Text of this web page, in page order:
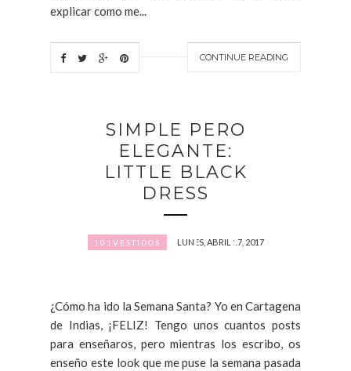
explicar como me...
CONTINUE READING
SIMPLE PERO
ELEGANTE:
LITTLE BLACK
DRESS
101VESTIDOS LUNES, ABRIL 17, 2017
¿Cómo ha ido la Semana Santa? Yo en Cartagena
de Indias, ¡FELIZ! Tengo unos cuantos posts
para enseñaros, pero mientras los escribo, os
enseño este look que me puse la semana pasada